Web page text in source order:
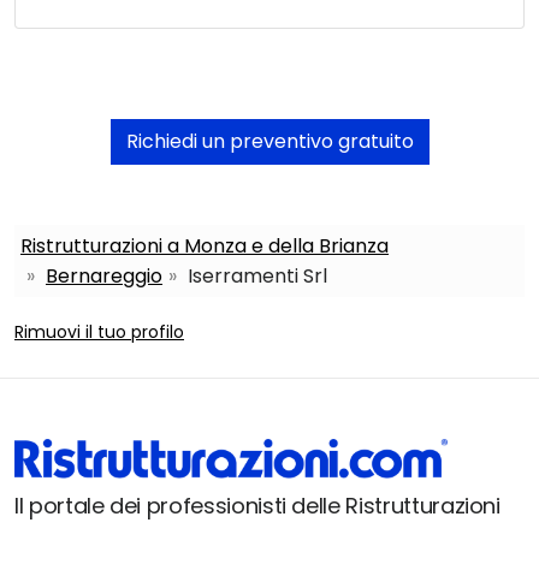
Richiedi un preventivo gratuito
Ristrutturazioni a Monza e della Brianza
Bernareggio
Iserramenti Srl
Rimuovi il tuo profilo
Il portale dei professionisti delle Ristrutturazioni